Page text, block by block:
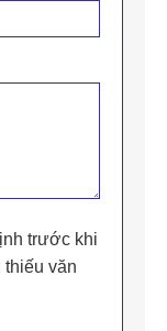
trước khi
thiếu văn